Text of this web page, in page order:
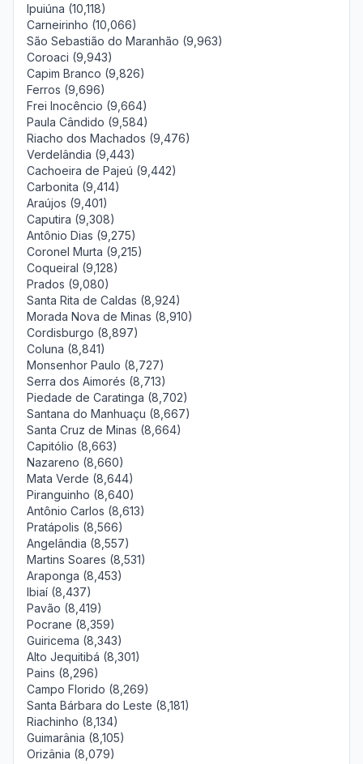
Ipuiúna (10,118)
Carneirinho (10,066)
São Sebastião do Maranhão (9,963)
Coroaci (9,943)
Capim Branco (9,826)
Ferros (9,696)
Frei Inocêncio (9,664)
Paula Cândido (9,584)
Riacho dos Machados (9,476)
Verdelândia (9,443)
Cachoeira de Pajeú (9,442)
Carbonita (9,414)
Araújos (9,401)
Caputira (9,308)
Antônio Dias (9,275)
Coronel Murta (9,215)
Coqueiral (9,128)
Prados (9,080)
Santa Rita de Caldas (8,924)
Morada Nova de Minas (8,910)
Cordisburgo (8,897)
Coluna (8,841)
Monsenhor Paulo (8,727)
Serra dos Aimorés (8,713)
Piedade de Caratinga (8,702)
Santana do Manhuaçu (8,667)
Santa Cruz de Minas (8,664)
Capitólio (8,663)
Nazareno (8,660)
Mata Verde (8,644)
Piranguinho (8,640)
Antônio Carlos (8,613)
Pratápolis (8,566)
Angelândia (8,557)
Martins Soares (8,531)
Araponga (8,453)
Ibiaí (8,437)
Pavão (8,419)
Pocrane (8,359)
Guiricema (8,343)
Alto Jequitibá (8,301)
Pains (8,296)
Campo Florido (8,269)
Santa Bárbara do Leste (8,181)
Riachinho (8,134)
Guimarânia (8,105)
Orizânia (8,079)